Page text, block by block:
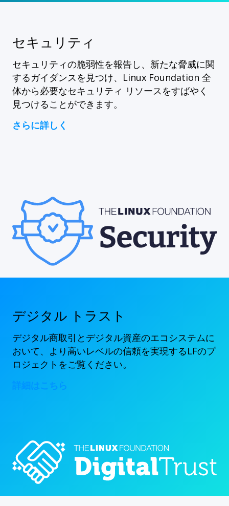
セキュリティ
セキュリティの脆弱性を報告し、新たな脅威に関
するガイダンスを見つけ、Linux Foundation 全
体から必要なセキュリティ リソースをすばやく
見つけることができます。
さらに詳しく
デジタル トラスト
デジタル商取引とデジタル資産のエコシステムに
おいて、より高いレベルの信頼を実現するLFのプ
ロジェクトをご覧ください。
詳細はこちら